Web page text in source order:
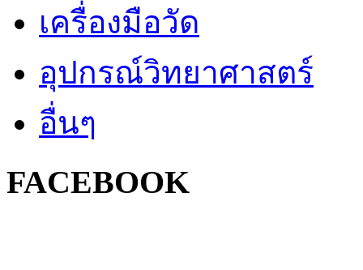
เครื่องมือวัด
อุปกรณ์วิทยาศาสตร์
อื่นๆ
FACEBOOK